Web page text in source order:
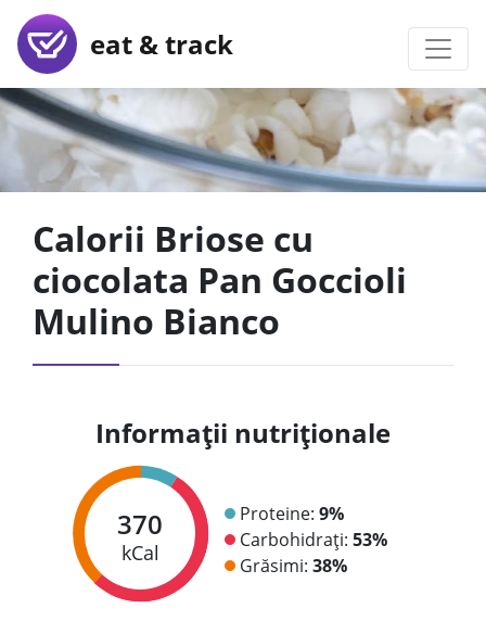
eat & track
Calorii Briose cu
ciocolata Pan Goccioli
Mulino Bianco
Informații nutriționale
370
kCal
Proteine: 9%
Carbohidrați: 53%
Grăsimi: 38%